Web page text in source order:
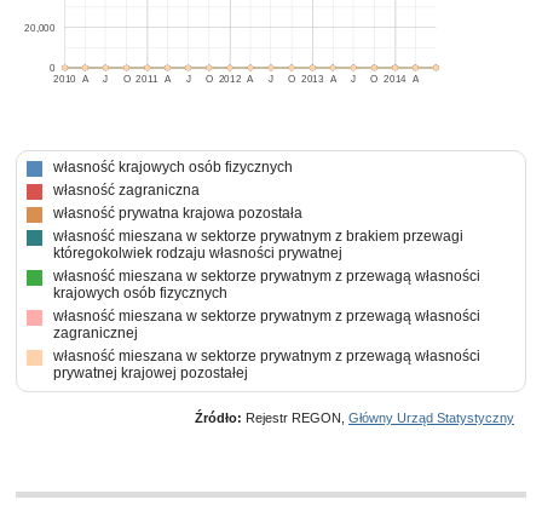
2010 2011 2012 2013 2014
A J O A J O A J O A J O A
0
20,000
własność krajowych osób fizycznych
własność zagraniczna
własność prywatna krajowa pozostała
własność mieszana w sektorze prywatnym z brakiem przewagi
któregokolwiek rodzaju własności prywatnej
własność mieszana w sektorze prywatnym z przewagą własności
krajowych osób fizycznych
własność mieszana w sektorze prywatnym z przewagą własności
zagranicznej
własność mieszana w sektorze prywatnym z przewagą własności
prywatnej krajowej pozostałej
Źródło: Rejestr REGON, Główny Urząd Statystyczny